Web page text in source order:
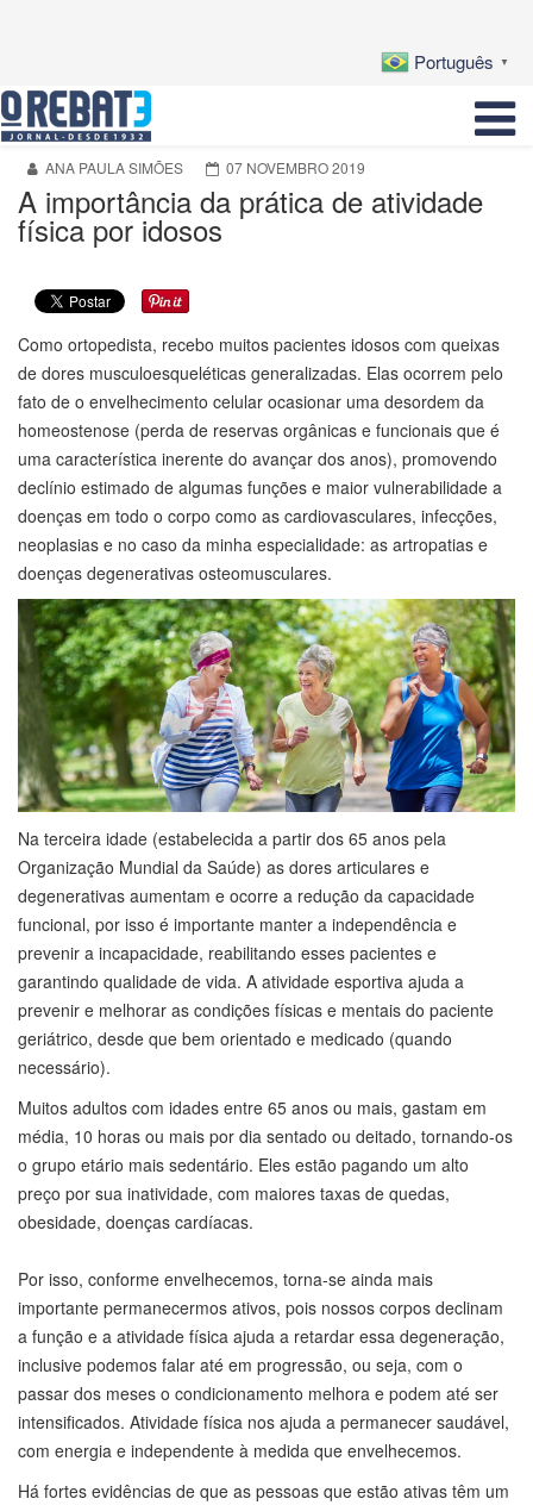
Português ▼
ANA PAULA SIMÕES 07 NOVEMBRO 2019
A importância da prática de atividade
física por idosos
Como ortopedista, recebo muitos pacientes idosos com queixas
de dores musculoesqueléticas generalizadas. Elas ocorrem pelo
fato de o envelhecimento celular ocasionar uma desordem da
homeostenose (perda de reservas orgânicas e funcionais que é
uma característica inerente do avançar dos anos), promovendo
declínio estimado de algumas funções e maior vulnerabilidade a
doenças em todo o corpo como as cardiovasculares, infecções,
neoplasias e no caso da minha especialidade: as artropatias e
doenças degenerativas osteomusculares.
Na terceira idade (estabelecida a partir dos 65 anos pela
Organização Mundial da Saúde) as dores articulares e
degenerativas aumentam e ocorre a redução da capacidade
funcional, por isso é importante manter a independência e
prevenir a incapacidade, reabilitando esses pacientes e
garantindo qualidade de vida. A atividade esportiva ajuda a
prevenir e melhorar as condições físicas e mentais do paciente
geriátrico, desde que bem orientado e medicado (quando
necessário).
Muitos adultos com idades entre 65 anos ou mais, gastam em
média, 10 horas ou mais por dia sentado ou deitado, tornando-os
o grupo etário mais sedentário. Eles estão pagando um alto
preço por sua inatividade, com maiores taxas de quedas,
obesidade, doenças cardíacas.
Por isso, conforme envelhecemos, torna-se ainda mais
importante permanecermos ativos, pois nossos corpos declinam
a função e a atividade física ajuda a retardar essa degeneração,
inclusive podemos falar até em progressão, ou seja, com o
passar dos meses o condicionamento melhora e podem até ser
intensificados. Atividade física nos ajuda a permanecer saudável,
com energia e independente à medida que envelhecemos.
Há fortes evidências de que as pessoas que estão ativas têm um